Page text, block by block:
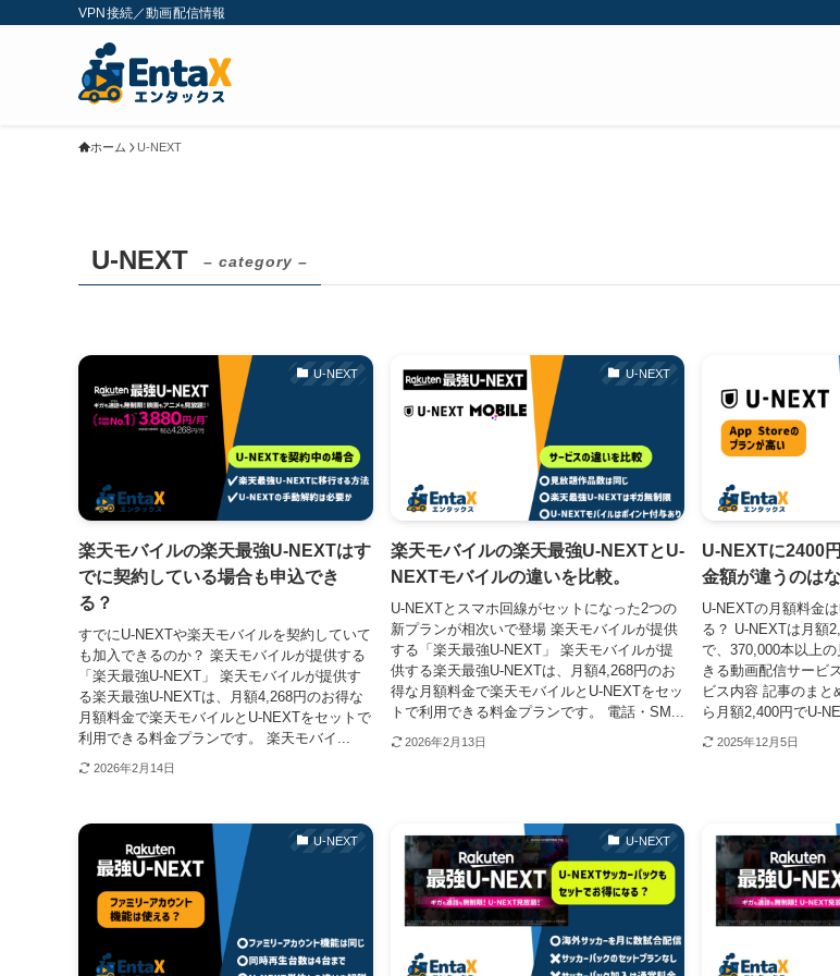
VPN接続／動画配信情報
ホーム U-NEXT
U-NEXT – category –
U-NEXT
楽天モバイルの楽天最強U-NEXTはす
でに契約している場合も申込でき
る？
すでにU-NEXTや楽天モバイルを契約していて
も加入できるのか？ 楽天モバイルが提供する
「楽天最強U-NEXT」 楽天モバイルが提供す
る楽天最強U-NEXTは、月額4,268円のお得な
月額料金で楽天モバイルとU-NEXTをセットで
利用できる料金プランです。 楽天モバイ...
2026年2月14日
U-NEXT
楽天モバイルの楽天最強U-NEXTとU-
NEXTモバイルの違いを比較。
U-NEXTとスマホ回線がセットになった2つの
新プランが相次いで登場 楽天モバイルが提供
する「楽天最強U-NEXT」 楽天モバイルが提
供する楽天最強U-NEXTは、月額4,268円のお
得な月額料金で楽天モバイルとU-NEXTをセッ
トで利用できる料金プランです。 電話・SM...
2026年2月13日
U-NEXTに2400
金額が違うのは
U-NEXTの月額料金
る？ U-NEXTは月額
で、370,000本以上
きる動画配信サービ
ビス内容 記事のまと
ら月額2,400円でU-
2025年12月5日
U-NEXT U-NEXT